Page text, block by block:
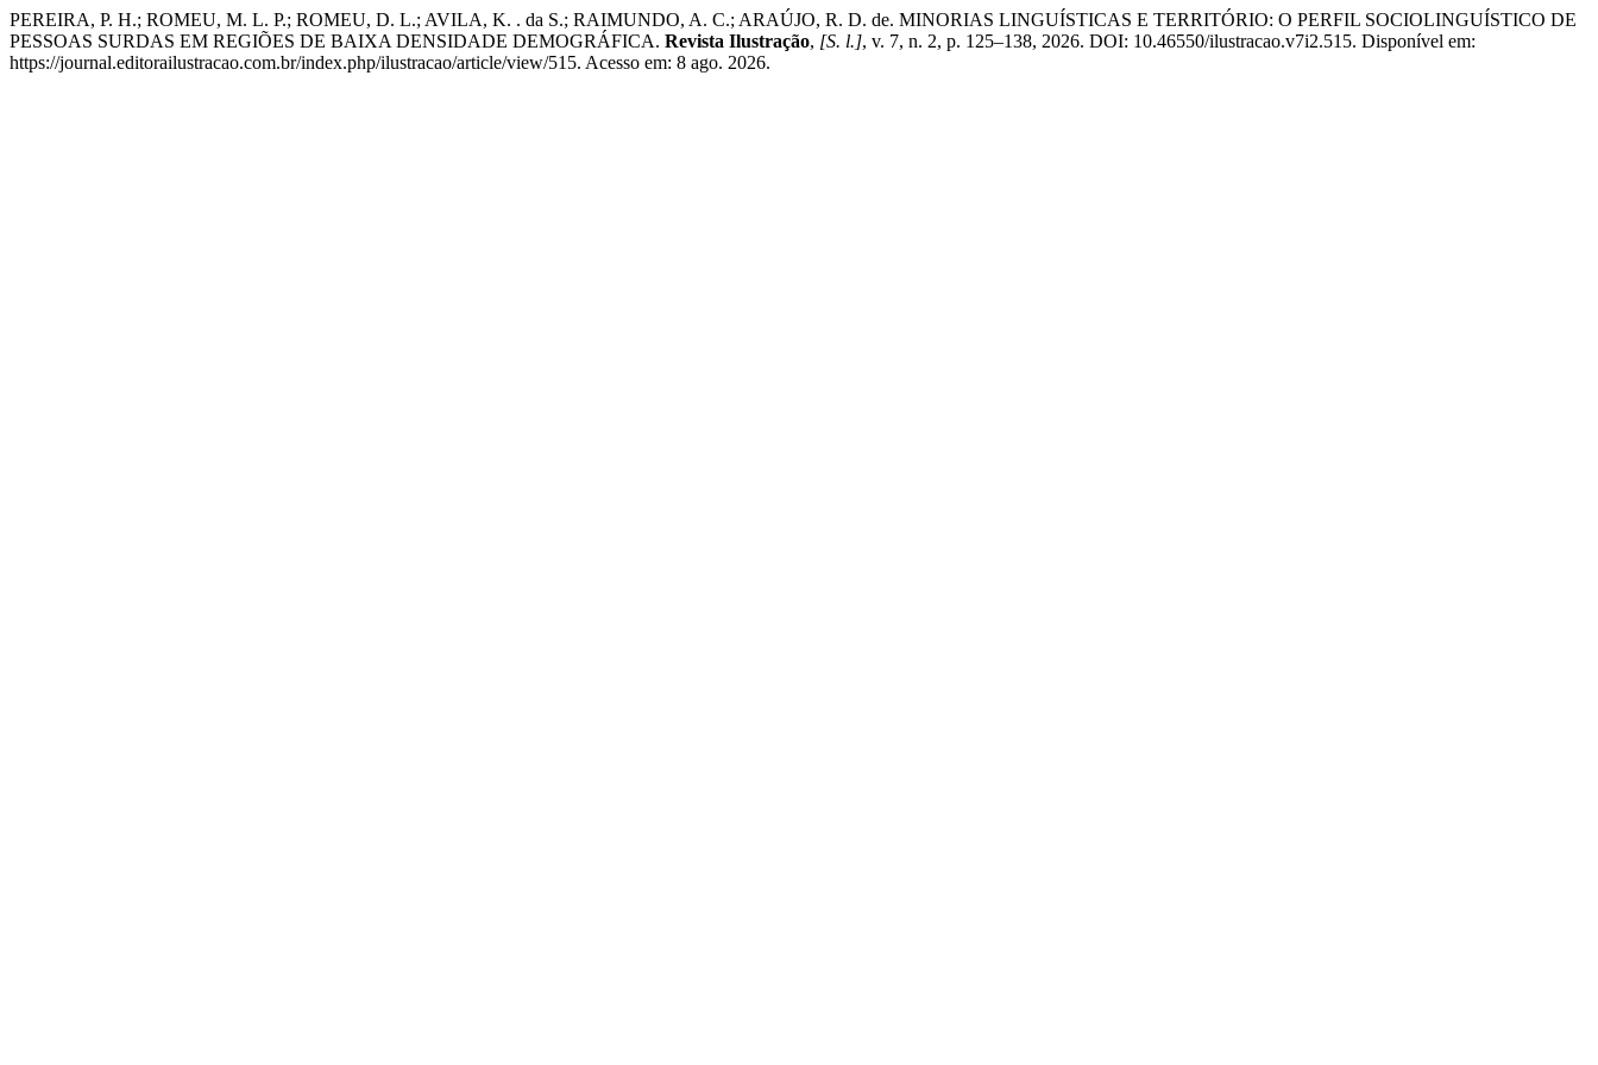
PEREIRA, P. H.; ROMEU, M. L. P.; ROMEU, D. L.; AVILA, K. . da S.; RAIMUNDO, A. C.; ARAÚJO, R. D. de. MINORIAS LINGUÍSTICAS E TERRITÓRIO: O PERFIL SOCIOLINGUÍSTICO DE
PESSOAS SURDAS EM REGIÕES DE BAIXA DENSIDADE DEMOGRÁFICA. Revista Ilustração, [S. l.], v. 7, n. 2, p. 125–138, 2026. DOI: 10.46550/ilustracao.v7i2.515. Disponível em:
https://journal.editorailustracao.com.br/index.php/ilustracao/article/view/515. Acesso em: 8 ago. 2026.